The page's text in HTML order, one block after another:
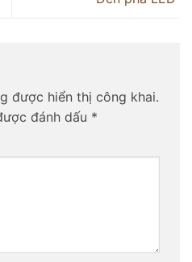
được hiển thị công khai.
đánh dấu *